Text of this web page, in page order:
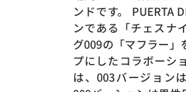
ンドです。 PUERTA
ンである「チェスナ
グ009の「マフラー」
プにしたコラボーシ
は、003バージョン